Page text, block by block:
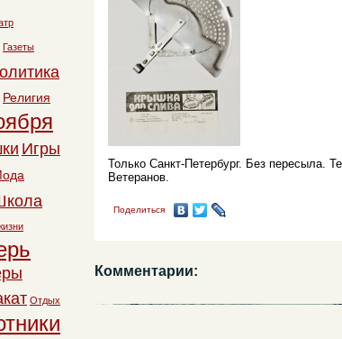
Только Санкт-Петербург. Без пересыла.
Ветеранов.
Поделиться
Комментарии:
Газеты
Религия
Игры
Отдых